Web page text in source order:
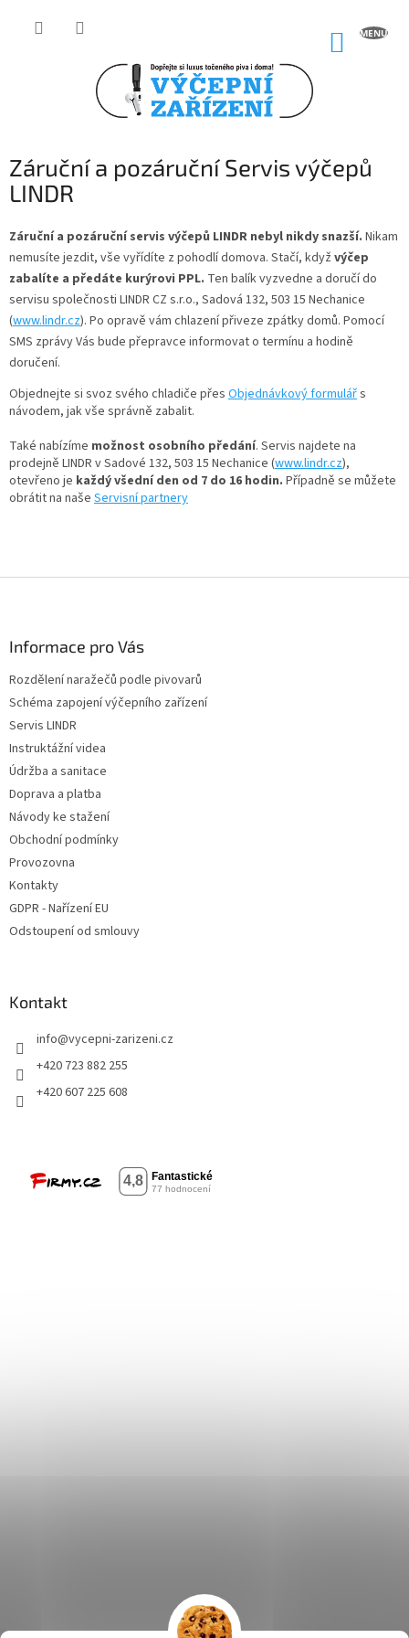
Záruční a pozáruční Servis výčepů
LINDR
Záruční a pozáruční servis výčepů LINDR nebyl nikdy snazší. Nikam
nemusíte jezdit, vše vyřídíte z pohodlí domova. Stačí, když výčep
zabalíte a předáte kurýrovi PPL. Ten balík vyzvedne a doručí do
servisu společnosti LINDR CZ s.r.o., Sadová 132, 503 15 Nechanice
(www.lindr.cz). Po opravě vám chlazení přiveze zpátky domů. Pomocí
SMS zprávy Vás bude přepravce informovat o termínu a hodině
doručení.
Objednejte si svoz svého chladiče přes Objednávkový formulářs
návodem, jak vše správně zabalit.
Také nabízíme možnost osobního předání. Servis najdete na
prodejně LINDR v Sadové 132, 503 15 Nechanice (www.lindr.cz),
otevřeno je každý všední den od 7 do 16 hodin. Případně se můžete
obrátit na naše Servisní partnery
Informace pro Vás
Rozdělení naražečů podle pivovarů
Schéma zapojení výčepního zařízení
Servis LINDR
Instruktážní videa
Údržba a sanitace
Doprava a platba
Návody ke stažení
Obchodní podmínky
Provozovna
Kontakty
GDPR - Nařízení EU
Odstoupení od smlouvy
Kontakt
info@vycepni-zarizeni.cz
+420 723 882 255
+420 607 225 608